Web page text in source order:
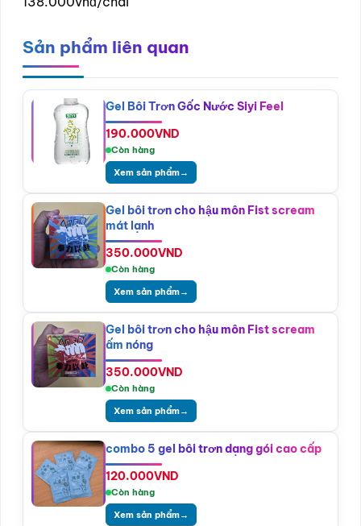
Sản phẩm liên quan
Gel Bôi Trơn Gốc Nước Siyi Feel
190.000VND
Còn hàng
Xem sản phẩm→
Gel bôi trơn cho hậu môn Fist scream
mát lạnh
350.000VND
Còn hàng
Xem sản phẩm→
Gel bôi trơn cho hậu môn Fist scream
ấm nóng
350.000VND
Còn hàng
Xem sản phẩm→
combo 5 gel bôi trơn dạng gói cao cấp
120.000VND
Còn hàng
Xem sản phẩm→